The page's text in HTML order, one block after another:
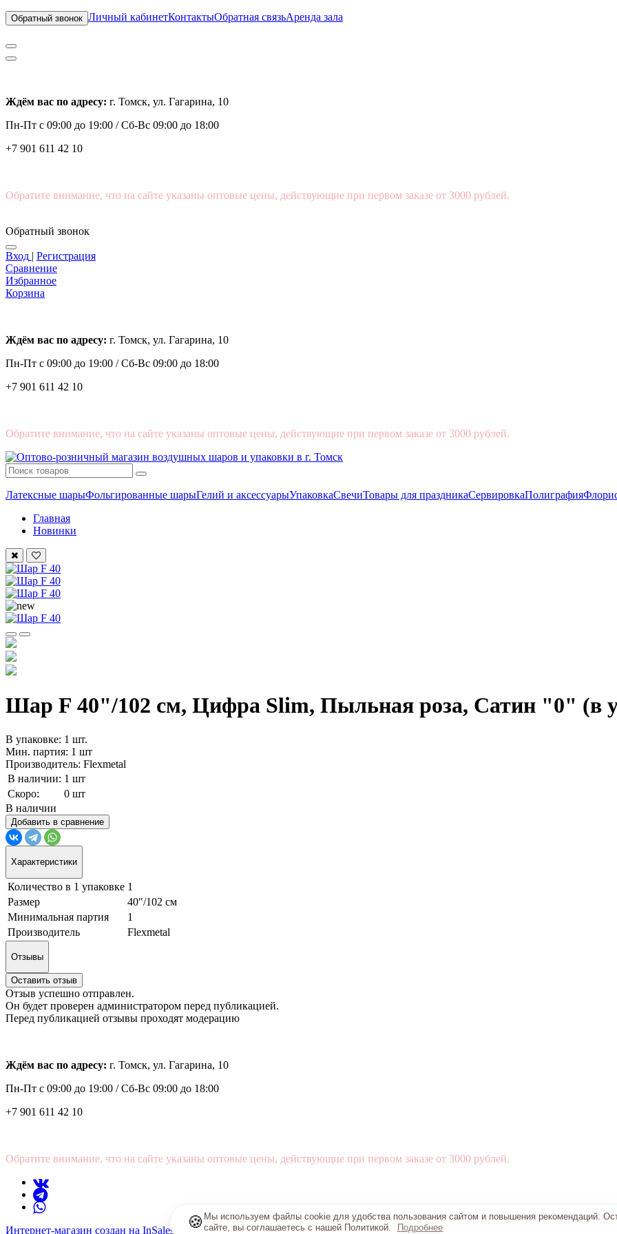
Обратный звонок Личный кабинетКонтактыОбратная связьАренда зала
Ждём вас по адресу: г. Томск, ул. Гагарина, 10
Пн-Пт с 09:00 до 19:00 /Сб-Вс 09:00 до 18:00
+7 901 611 42 10
Обратите внимание, что на сайте указаны оптовые цены, действующие при первом заказе от 3000 рублей.
Обратный звонок
Вход | Регистрация
Сравнение
Избранное
Корзина
Ждём вас по адресу: г. Томск, ул. Гагарина, 10
Пн-Пт с 09:00 до 19:00 /Сб-Вс 09:00 до 18:00
+7 901 611 42 10
Обратите внимание, что на сайте указаны оптовые цены, действующие при первом заказе от 3000 рублей.
Латексные шарыФольгированные шарыГелий и аксессуарыУпаковкаСвечиТовары для праздникаСервировкаПолиграфия
Главная
Новинки
Шар F 40"/102 см, Цифра Slim, Пыльная роза, Сатин "0" (в
В упаковке: 1 шт.
Мин. партия: 1 шт
Производитель: Flexmetal
В наличии: 1 шт
Скоро:
0 шт
В наличии
Добавить в сравнение
Характеристики
Количество в 1 упаковке 1
Размер
40"/102 см
Минимальная партия
1
Производитель
Flexmetal
Отзывы
Оставить отзыв
Отзыв успешно отправлен.
Он будет проверен администратором перед публикацией.
Перед публикацией отзывы проходят модерацию
Ждём вас по адресу: г. Томск, ул. Гагарина, 10
Пн-Пт с 09:00 до 19:00 /Сб-Вс 09:00 до 18:00
+7 901 611 42 10
Обратите внимание, что на сайте указаны оптовые цены, действующие при первом заказе от 3000 рублей.
Интернет-магазин создан на InSales 🍪 Мы используем файлы cookie для удобства пользования сайтом и повышения рекомендаций.
сайте, вы соглашаетесь с нашей Политикой.
Подробнее